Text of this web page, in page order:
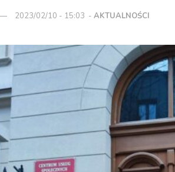
2023/02/10 - 15:03 - AKTUALNOŚCI